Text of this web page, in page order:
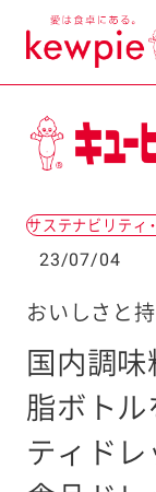
サステナビリティ
23/07/04
おいしさと
国内調味
脂ボトル
ティド